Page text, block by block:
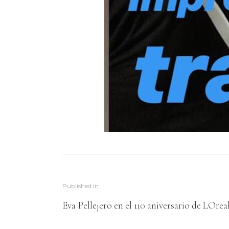
Published in
Eva Pellejero en el 110 aniversario de